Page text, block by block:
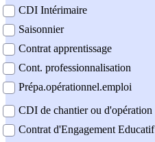
CDI Intérimaire
Saisonnier
Contrat apprentissage
Cont. professionnalisation
Prépa.opérationnel.emploi
CDI de chantier ou d'opération
Contrat d'Engagement Educatif